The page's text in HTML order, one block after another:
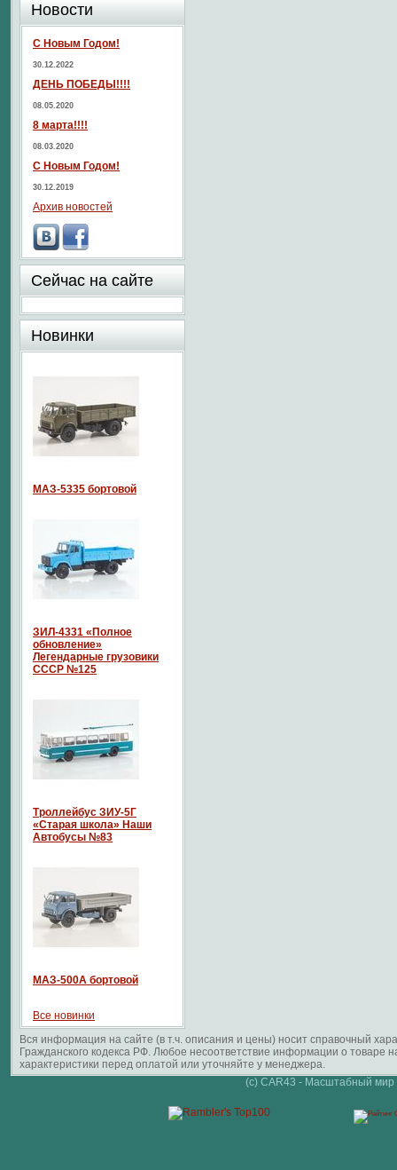
Новости
С Новым Годом!
30.12.2022
ДЕНЬ ПОБЕДЫ!!!!
08.05.2020
8 марта!!!!
08.03.2020
С Новым Годом!
30.12.2019
Архив новостей
Сейчас на сайте
Новинки
МАЗ-5335 бортовой
ЗИЛ-4331 «Полное
обновление»
Легендарные грузовики
СССР №125
Троллейбус ЗИУ-5Г
«Старая школа» Наши
Автобусы №83
МАЗ-500А бортовой
Все новинки
Вся информация на сайте (в т.ч. описания и цены) носит справочный
Гражданского кодекса РФ. Любое несоответствие информации о
характеристики перед оплатой или уточняйте у менеджера.
(c) CAR43 - Масштабный мир